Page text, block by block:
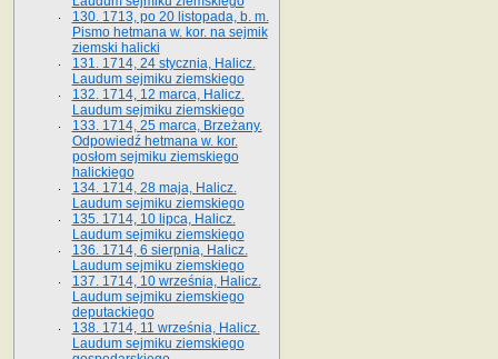
130. 1713, po 20 listopada, b. m.
Pismo hetmana w. kor. na sejmik
ziemski halicki
131. 1714, 24 stycznia, Halicz.
Laudum sejmiku ziemskiego
132. 1714, 12 marca, Halicz.
Laudum sejmiku ziemskiego
133. 1714, 25 marca, Brzeżany.
Odpowiedź hetmana w. kor.
posłom sejmiku ziemskiego
halickiego
134. 1714, 28 maja, Halicz.
Laudum sejmiku ziemskiego
135. 1714, 10 lipca, Halicz.
Laudum sejmiku ziemskiego
136. 1714, 6 sierpnia, Halicz.
Laudum sejmiku ziemskiego
137. 1714, 10 września, Halicz.
Laudum sejmiku ziemskiego
deputackiego
138. 1714, 11 września, Halicz.
Laudum sejmiku ziemskiego